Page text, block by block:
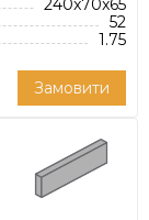
240x70x65
52
1.75
Замовити